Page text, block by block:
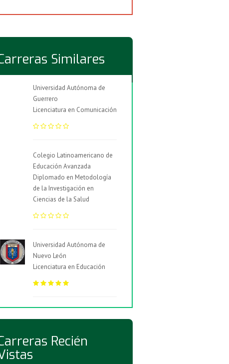
Similares
Universidad Autónoma de
Guerrero
Licenciatura en Comunicación
Colegio Latinoamericano de
Educación Avanzada
Diplomado en Metodología
de la Investigación en
Ciencias de la Salud
Universidad Autónoma de
Nuevo León
Licenciatura en Educación
Recién